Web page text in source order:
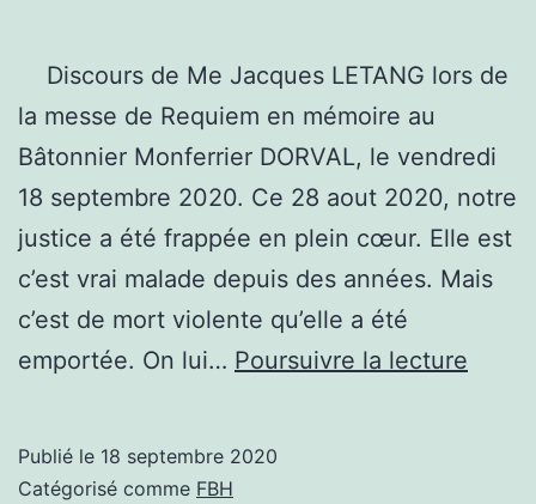
Discours de Me Jacques LETANG lors de
la messe de Requiem en mémoire au
Bâtonnier Monferrier DORVAL, le vendredi
18 septembre 2020. Ce 28 aout 2020, notre
justice a été frappée en plein cœur. Elle est
c’est vrai malade depuis des années. Mais
c’est de mort violente qu’elle a été
emportée. On lui… Poursuivre la lecture
Publié le 18 septembre 2020
Catégorisé comme FBH